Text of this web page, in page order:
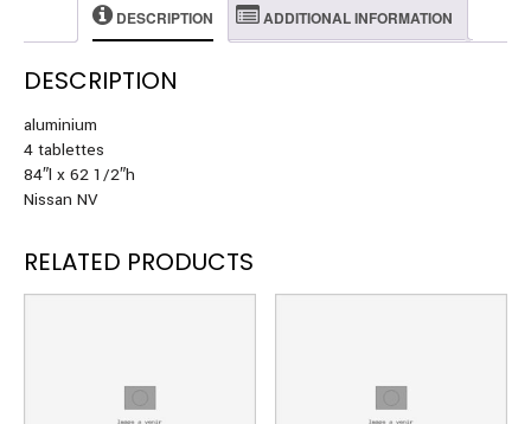
DESCRIPTION ADDITIONAL INFORMATION
DESCRIPTION
aluminium
4 tablettes
84″l x 62 1/2″h
Nissan NV
RELATED PRODUCTS